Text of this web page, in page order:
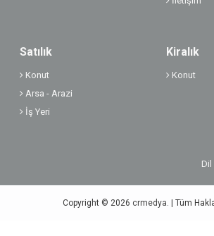
Satılık
Konut
Arsa - Arazi
İş Yeri
Kiralık
Konut
Copyright © 2026 crmedya. | Tüm